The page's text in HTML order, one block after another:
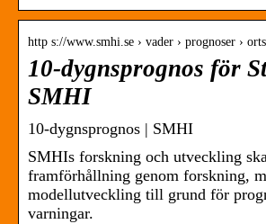
http s://www.smhi.se › vader › prognoser ›
10-dygnsprognos för
SMHI
10-dygnsprognos | SMHI
SMHIs forskning och utveckling
framförhållning genom forskning,
modellutveckling till grund för
varningar.